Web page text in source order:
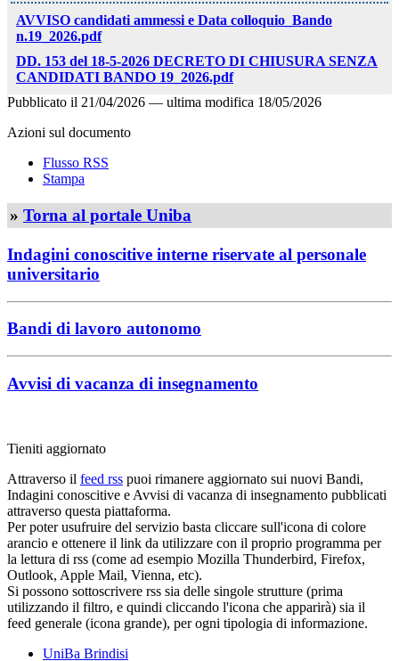
AVVISO candidati ammessi e Data colloquio_Bando
n.19_2026.pdf
DD. 153 del 18-5-2026 DECRETO DI CHIUSURA SENZA
CANDIDATI BANDO 19_2026.pdf
Pubblicato il 21/04/2026 — ultima modifica 18/05/2026
Azioni sul documento
Flusso RSS
Stampa
» Torna al portale Uniba
Indagini conoscitive interne riservate al personale
universitario
Bandi di lavoro autonomo
Avvisi di vacanza di insegnamento
Tieniti aggiornato
Attraverso il feed rss puoi rimanere aggiornato sui nuovi Bandi,
Indagini conoscitive e Avvisi di vacanza di insegnamento pubblicati
attraverso questa piattaforma.
Per poter usufruire del servizio basta cliccare sull'icona di colore
arancio e ottenere il link da utilizzare con il proprio programma per
la lettura di rss (come ad esempio Mozilla Thunderbird, Firefox,
Outlook, Apple Mail, Vienna, etc).
Si possono sottoscrivere rss sia delle singole strutture (prima
utilizzando il filtro, e quindi cliccando l'icona che apparirà) sia il
feed generale (icona grande), per ogni tipologia di informazione.
UniBa Brindisi